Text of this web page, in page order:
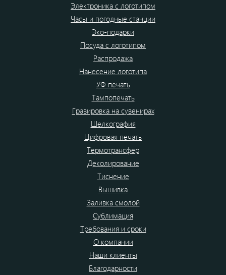
Электроника с логотипом
Часы и погодные станции
Эко-подарки
Посуда с логотипом
Распродажа
Нанесение логотипа
УФ печать
Тампопечать
Гравировка на сувенирах
Шелкография
Цифровая печать
Термотрансфер
Деколирование
Тиснение
Вышивка
Заливка смолой
Сублимация
Требования и сроки
О компании
Наши клиенты
Благодарности